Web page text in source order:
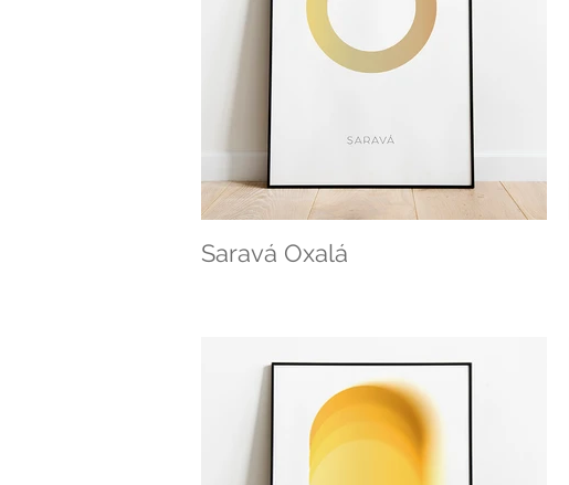
Saravá Oxalá